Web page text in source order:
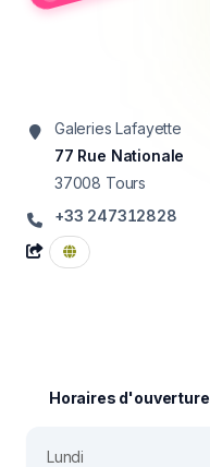
Galeries Lafayette
77 Rue Nationale
37008 Tours
+33 247312828
Horaires d'ouverture
Lundi